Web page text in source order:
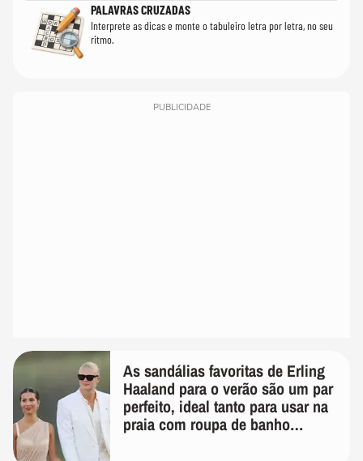
PALAVRAS CRUZADAS
Interprete as dicas e monte o tabuleiro letra por letra, no seu
ritmo.
PUBLICIDADE
As sandálias favoritas de Erling
Haaland para o verão são um par
perfeito, ideal tanto para usar na
praia com roupa de banho